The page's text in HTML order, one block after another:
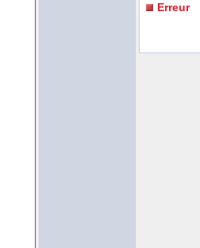
Erreur